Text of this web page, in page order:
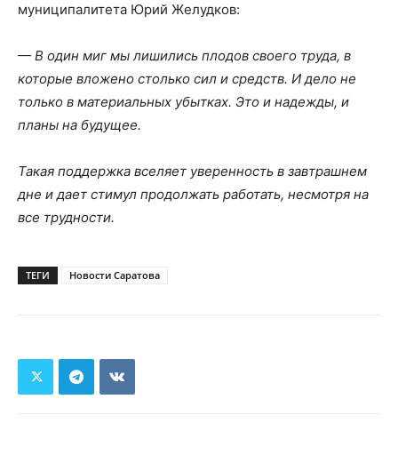
муниципалитета Юрий Желудков:
— В один миг мы лишились плодов своего труда, в
которые вложено столько сил и средств. И дело не
только в материальных убытках. Это и надежды, и
планы на будущее.
Такая поддержка вселяет уверенность в завтрашнем
дне и дает стимул продолжать работать, несмотря на
все трудности.
ТЕГИ Новости Саратова